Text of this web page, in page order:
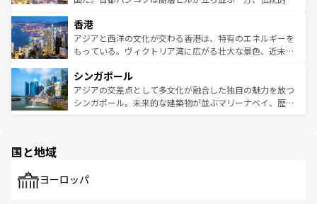
とつ。フォーやバインミー、ベトナムコーヒーなどは、ぜ
ひ現地で味わいたい。どの地域を訪れてもあたたかい人々
が旅行者を迎えてくれるので、きっと忘れられない旅にな
参照してほしい。
の活気が交差している。北部ではチェンマイなどの山岳地
帯で自然と触れ合い、南部ではプーケットやクラビの美し
いビーチでリゾート気分を楽しむことができる。タイ料理
激する。気候は一年中温暖で、どの季節にも異なる楽しみ
が待っている。親しみやすいタイの人々、仏教を中心とし
た文化、そして多様な観光資源が、訪れる旅人を魅了し続
香港
アジアと西洋の文化が交わる香港は、特有のエネルギーを
もっている。ヴィクトリア湾に広がる壮大な景色、近未来
み、どこを訪れても感動するはず。観光スポットが密集し
ており、効率よく見どころを回れるのも魅力。息をのむよ
うな絶景から文化的な体験まで、香港を存分に楽しみ尽く
シンガポール
アジアの交差点として多文化が融合した独自の魅力を放つ
シンガポール。未来的な建築物が並ぶマリーナベイ、歴史
で、ホーカーズは地元の風情を楽しめる外せないスポット
国と地域
ヨーロッパ